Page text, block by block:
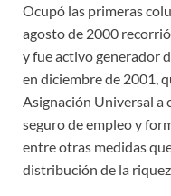
Ocupó las primeras
agosto de 2000
y fue activo generador
en diciembre de 2001,
Asignación Universal a
seguro de empleo y
entre otras medidas
distribución de la